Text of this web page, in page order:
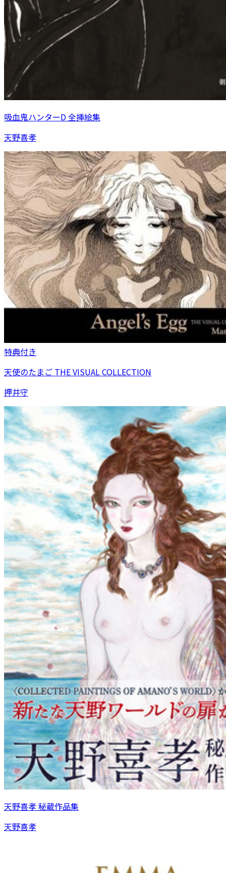
吸血鬼ハンターD 全挿絵集
天野喜孝
特典付き
天使のたまご THE VISUAL COLLECTION
押井守
天野喜孝 秘蔵作品集
天野喜孝